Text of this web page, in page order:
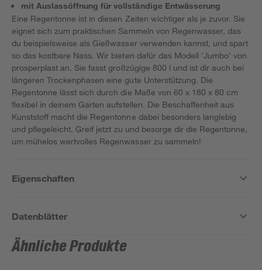
mit Auslassöffnung für vollständige Entwässerung
Eine Regentonne ist in diesen Zeiten wichtiger als je zuvor. Sie
eignet sich zum praktischen Sammeln von Regenwasser, das
du beispielsweise als Gießwasser verwenden kannst, und spart
so das kostbare Nass. Wir bieten dafür das Modell 'Jumbo' von
prosperplast an. Sie fasst großzügige 800 l und ist dir auch bei
längeren Trockenphasen eine gute Unterstützung. Die
Regentonne lässt sich durch die Maße von 60 x 180 x 80 cm
flexibel in deinem Garten aufstellen. Die Beschaffenheit aus
Kunststoff macht die Regentonne dabei besonders langlebig
und pflegeleicht. Greif jetzt zu und besorge dir die Regentonne,
um mühelos wertvolles Regenwasser zu sammeln!
Eigenschaften
Datenblätter
Ähnliche Produkte